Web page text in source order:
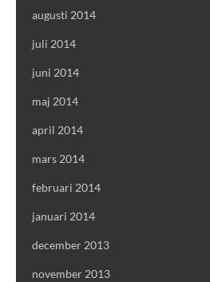
augusti 2014
juli 2014
juni 2014
maj 2014
april 2014
mars 2014
februari 2014
januari 2014
december 2013
november 2013